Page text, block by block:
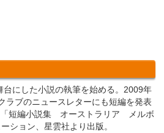
にした小説の執筆を始める。2009年
ラブのニュースレターにも短編を発表
「短編小説集 オーストラリア メルボ
ション、星雲社より出版。